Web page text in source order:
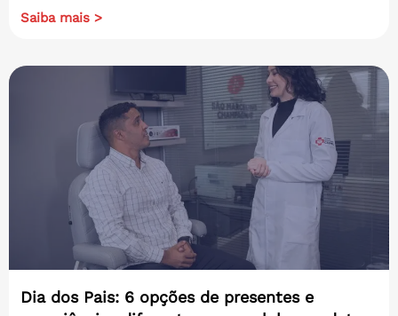
Saiba mais >
Dia dos Pais: 6 opções de presentes e